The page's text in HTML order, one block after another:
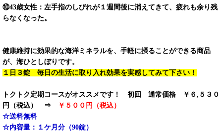
⑩43歳女性：左手指のしびれが１週間後に消えてきて、疲れも余り残
らなくなった。
健康維持に効果的な海洋ミネラルを、手軽に摂ることができる商品
が、海ひとしぼりです。
１日３錠 毎日の生活に取り入れ効果を実感してみて下さい！
トクトク定期コースがオススメです！ 初回 通常価格 ￥６,５３０
円（税込） ⇒
￥５００円（税込）
☆送料無料
☆内容量：１ケ月分（90錠）